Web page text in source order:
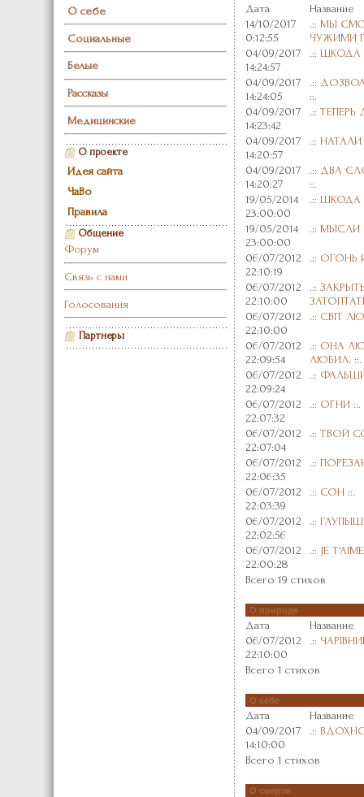
О себе
Социальные
Белые
Рассказы
Медицинские
О проекте
Идея сайта
ЧаВо
Правила
Общение
Форум
Связь с нами
Голосования
Партнеры
Дата
Название
14/10/2017
0:12:55
.:: МЫ
ЧУЖИМИ
04/09/2017
14:24:57
.:: ШКОДА
04/09/2017
14:24:05
.::
::.
04/09/2017
14:23:42
.:: ТЕПЕРЬ
04/09/2017
14:20:57
.:: НАТАЛИ
04/09/2017
14:20:27
.:: ДВА
::.
19/05/2014
23:00:00
.:: ШКОДА
19/05/2014
23:00:00
.:: МЫСЛИ
06/07/2012
22:10:19
.:: ОГОНЬ
06/07/2012
22:10:00
.::
06/07/2012
22:10:00
.:: СВІТ
06/07/2012
22:09:54
.:: ОНА
ЛЮБИЛ. ::.
06/07/2012
22:09:24
.::
06/07/2012
22:07:32
.:: ОГНИ ::.
06/07/2012
22:07:04
.:: ТВОЙ
06/07/2012
22:06:35
.::
06/07/2012
22:03:39
.:: СОН ::.
06/07/2012
22:02:56
.:: ГЛУПЫШ
06/07/2012
22:00:28
.:: JE
Всего 19 стихов
О природе
Дата
Название
06/07/2012
22:10:00
.::
Всего 1 стихов
О себе
Дата
Название
04/09/2017
14:10:00
.::
Всего 1 стихов
О смерти